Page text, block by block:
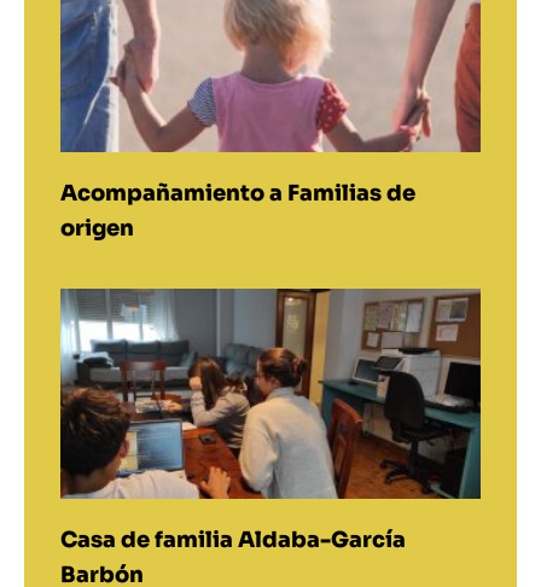
Acompañamiento a Familias de
origen
Casa de familia Aldaba-García
Barbón